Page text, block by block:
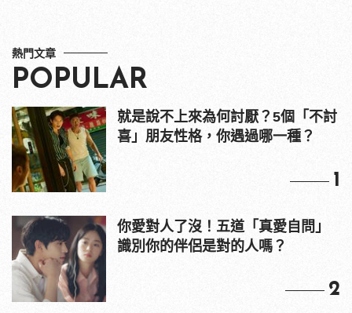
熱門文章
POPULAR
就是說不上來為何討厭？5個「不討
喜」朋友性格，你遇過哪一種？
1
你愛對人了沒！五道「真愛自問」
識別你的伴侶是對的人嗎？
2